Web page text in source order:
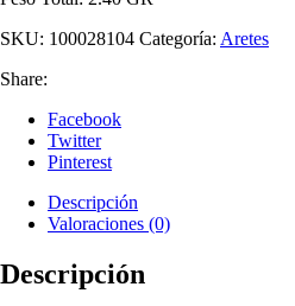
SKU: 100028104 Categoría: Aretes
Share:
Facebook
Twitter
Pinterest
Descripción
Valoraciones (0)
Descripción